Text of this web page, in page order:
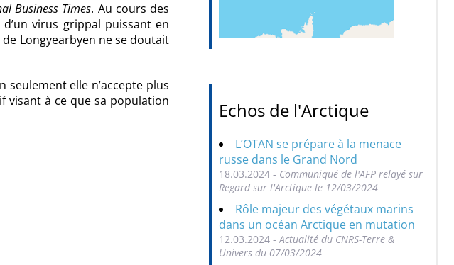
Business Times. Au cours des
virus grippal puissant en
Longyearbyen ne se doutait
seulement elle n’accepte plus
visant à ce que sa population
Echos de l'Arctique
L’OTAN se prépare à la menace
russe dans le Grand Nord
18.03.2024 - Communiqué de l'AFP relayé sur
Regard sur l'Arctique le 12/03/2024
Rôle majeur des végétaux marins
dans un océan Arctique en mutation
12.03.2024 - Actualité du CNRS-Terre &
Univers du 07/03/2024